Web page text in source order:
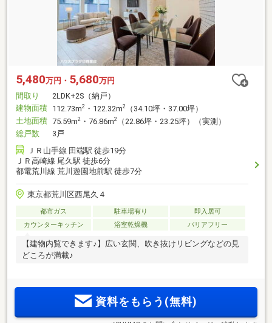
5,480万円・ 5,680万円
間取り
2LDK+2S（納戸）
建物面積 112.73m2 ・122.32m2
（34.10坪・37.00坪）
土地面積 75.59m2 ・76.86m2
（22.86坪・23.25坪）（実測）
総戸数
3戸
ＪＲ山手線 田端駅 徒歩19分
ＪＲ高崎線 尾久駅 徒歩6分
都電荒川線 荒川遊園地前駅 徒歩7分
東京都荒川区西尾久４
都市ガス 駐車場有り
即入居可
カウンターキッチン
浴室乾燥機 バリアフリー
【建物内覧できます♪】広い玄関、吹き抜けリビングなどの見
どころが満載♪
資料をもらう(無料)